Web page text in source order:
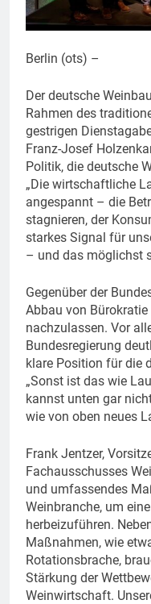
Berlin (ots) –
Der deutsche
Rahmen des
gestrigen
Franz-Josef
Politik, die deutsche
„Die wirtschaftliche
angespannt – die
stagnieren, der
starkes Signal für
– und das möglichst
Gegenüber der
Abbau von
nachzulassen. Vor
Bundesregierung
klare Position für die
„Sonst ist das wie
kannst unten gar
wie von oben neues
Frank Jentzer,
Fachausschusses
und umfassendes
Weinbranche, um
herbeizuführen.
Maßnahmen, wie
Rotationsbrache,
Stärkung der
Weinwirtschaft.